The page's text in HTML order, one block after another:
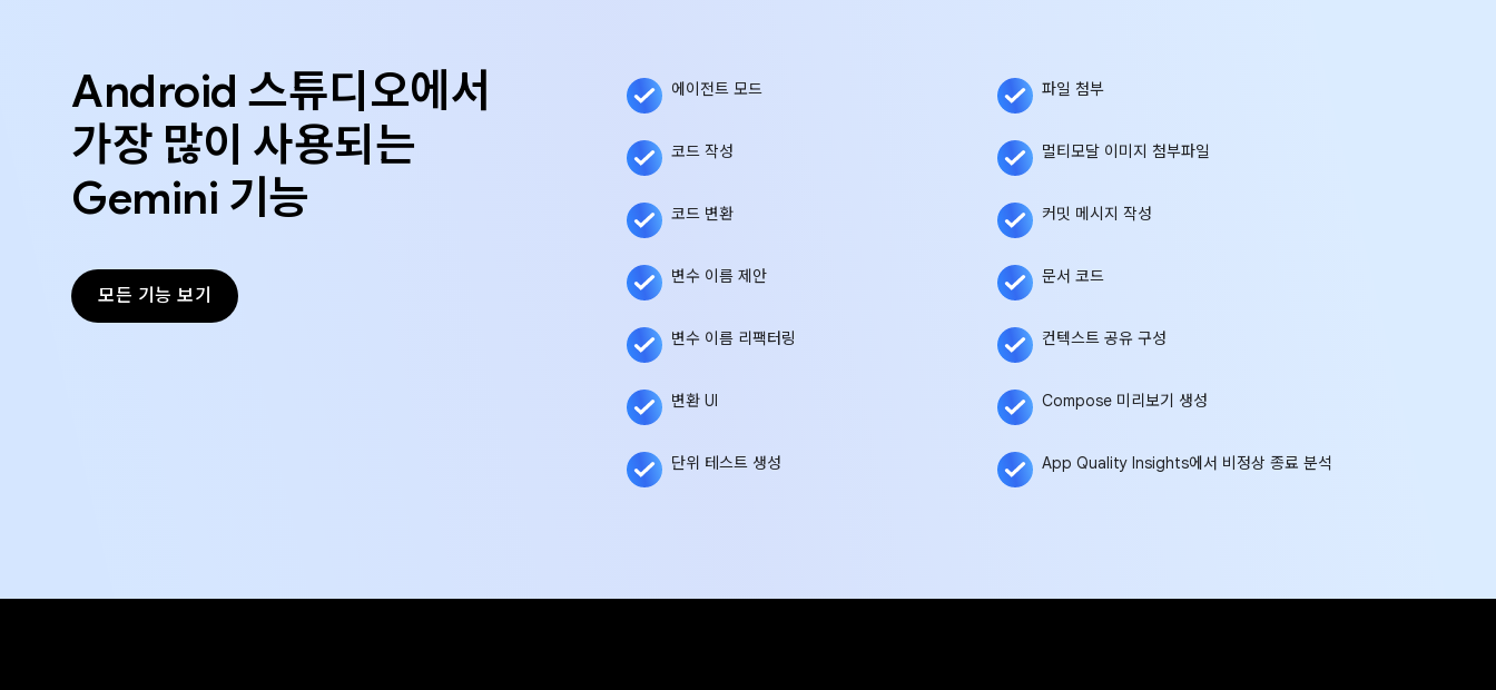
Android 스튜디오에서
가장 많이 사용되는
Gemini 기능
모든 기능 보기
에이전트 모드
코드 작성
코드 변환
변수 이름 제안
변수 이름 리팩터링
변환 UI
단위 테스트 생성
파일 첨부
멀티모달 이미지 첨부파일
커밋 메시지 작성
문서 코드
컨텍스트 공유 구성
Compose 미리보기 생성
App Quality Insights에서 비정상 종료 분석